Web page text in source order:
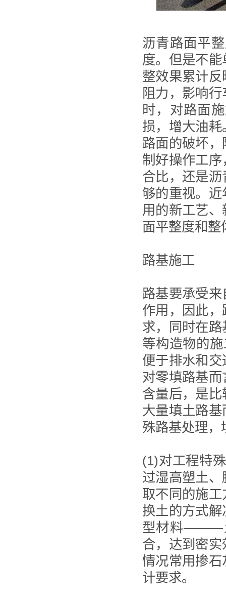
沥青路面平
度。但是不
整效果累计
阻力，影响
时，对路面
损，增大油
路面的破坏
制好操作工
合比，还是
够的重视。
用的新工艺
面平整度和整
路基施工
路基要承受
作用，因此
求，同时在
等构造物的
便于排水和
对零填路基
含量后，是
大量填土路
殊路基处理，
(1)对工程特
过湿高塑土
取不同的施
换土的方式
型材料———
合，达到密
情况常用掺
计要求。